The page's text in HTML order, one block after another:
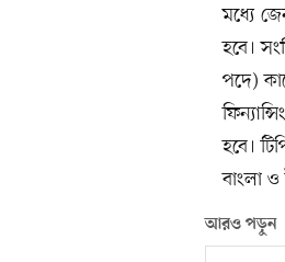
মধ্যে
হবে।
পদে)
হবে।
বাংলা
আরও পড়ুন